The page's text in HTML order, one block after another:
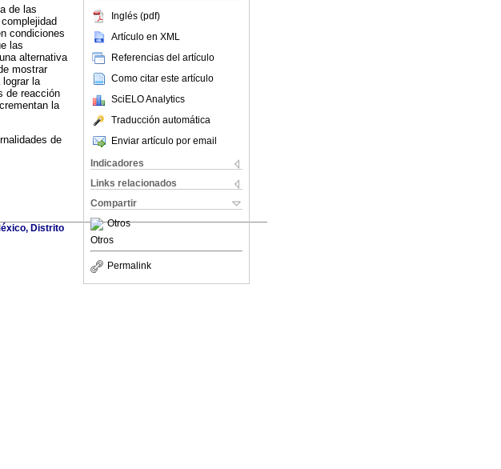
Inglés (pdf)
Artículo en XML
Referencias del artículo
Como citar este artículo
SciELO Analytics
Traducción automática
Enviar artículo por email
Indicadores
Links relacionados
Compartir
Otros
Otros
Permalink
de las
condiciones
las
alternativa
mostrar
la
de reacción
la
de
Distrito